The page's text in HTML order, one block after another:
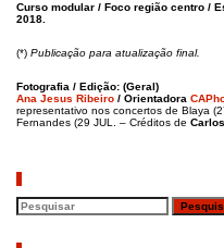
Curso modular / Foco região centro /
2018.
(*) Publicação para atualização final.
Fotografia / Edição: (Geral)
Ana Jesus Ribeiro / Orientadora
representativo nos concertos de Blaya
Fernandes (29 JUL. – Créditos de